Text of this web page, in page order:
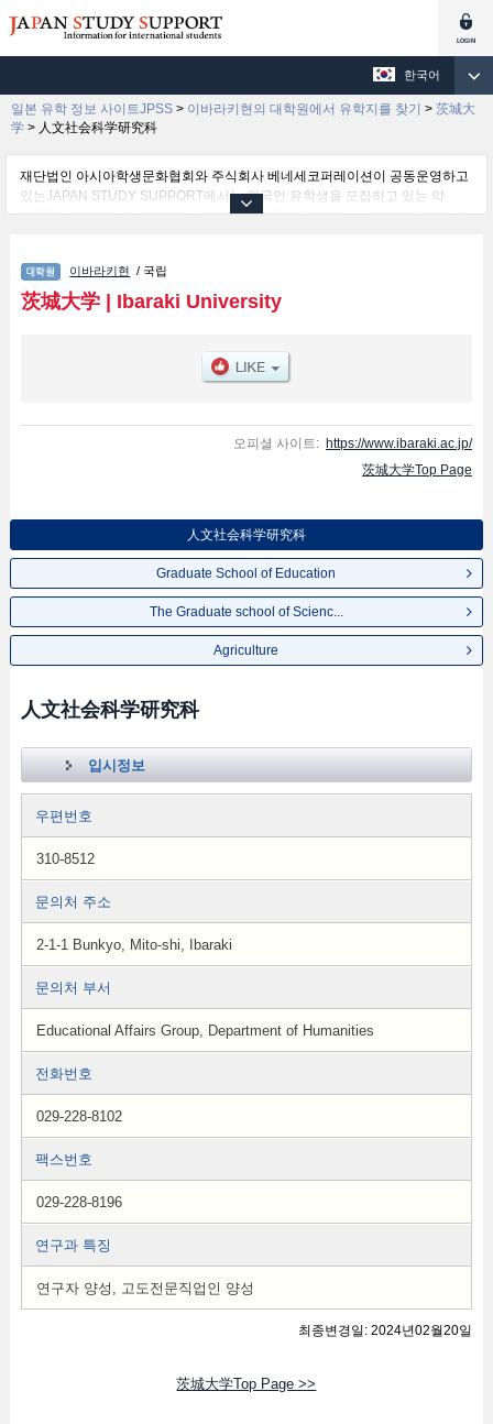
한국어
일본 유학 정보 사이트JPSS > 이바라키현의 대학원에서 유학지를 찾기 > 茨城大
学 > 人文社会科学研究科
재단법인 아시아학생문화협회와 주식회사 베네세코퍼레이션이 공동운영하고
있는JAPAN STUDY SUPPORT에서는 외국인 유학생을 모집하고 있는 약
1,300여 개의 대학・대학원・단기대학・전문학교의 정보를 게재하고 있습니
및Graduate School of Education및The Graduate school of Science and
Engineering및Agriculture 등의 연구과별 정보, 모집정원과 합격자수 등의 입
시정보, 시설안내, 교통정보 등 외국인 유학생에게 유익하고 필요한 정보를 게
이바라키현 / 국립
茨城大学| Ibaraki University
오피셜 사이트: https://www.ibaraki.ac.jp/
茨城大学Top Page
人文社会科学研究科
Graduate School of Education
The Graduate school of Scienc...
Agriculture
人文社会科学研究科
입시정보
우편번호
310-8512
문의처 주소
2-1-1 Bunkyo, Mito-shi, Ibaraki
문의처 부서
Educational Affairs Group, Department of Humanities
전화번호
029-228-8102
팩스번호
029-228-8196
연구과 특징
연구자 양성, 고도전문직업인 양성
최종변경일: 2024년02월20일
茨城大学Top Page >>